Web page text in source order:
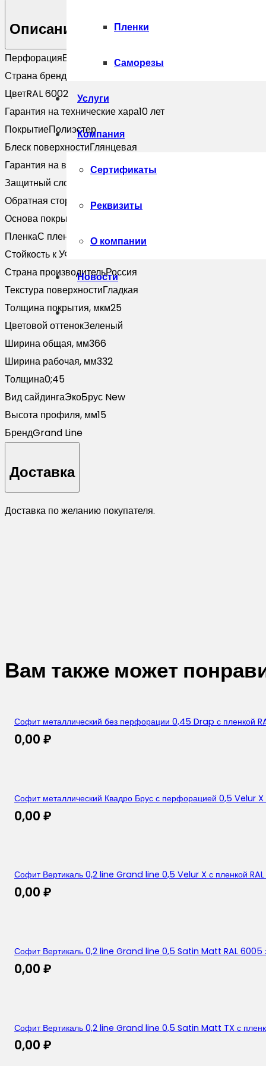
Пленки
Саморезы
Услуги
Компания
Сертификаты
Реквизиты
О компании
Новости
Описание
ПерфорацияБез перфорации
Страна бренда
ЦветRAL 6002
Гарантия на технические хара10 лет
ПокрытиеПолиэстер
Блеск поверхностиГлянцевая
Гарантия на внешний вид5 лет
Защитный слой, г/м2
Обратная сторона Эпоксидная серая
Основа покрытия
ПленкаС пленкой
Стойкость к УФ
Страна производительРоссия
Текстура поверхностиГладкая
Толщина покрытия, мкм25
Цветовой оттенокЗеленый
Ширина общая, мм366
Ширина рабочая, мм332
Толщина0;45
Вид сайдингаЭкоБрус New
Высота профиля, мм15
БрендGrand Line
Доставка
Доставка по желанию покупателя.
Вам также может
Софит металлический без перфорации 0,45 Drap с пленкой
0,00 ₽
Софит металлический Квадро Брус с перфорацией 0,5 Velur
0,00 ₽
Софит Вертикаль 0,2 line Grand line 0,5 Velur X с пленкой
0,00 ₽
Софит Вертикаль 0,2 line Grand line 0,5 Satin Matt RAL 6005
0,00 ₽
Софит Вертикаль 0,2 line Grand line 0,5 Satin Matt TX с
0,00 ₽